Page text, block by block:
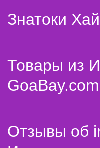
Знатоки
Товары из
GoaBay.com
Отзывы об